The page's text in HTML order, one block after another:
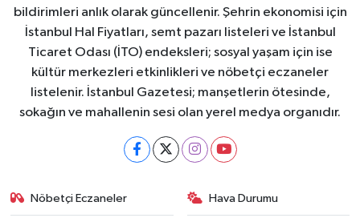
bildirimleri anlık olarak güncellenir. Şehrin ekonomisi için
İstanbul Hal Fiyatları, semt pazarı listeleri ve İstanbul
Ticaret Odası (İTO) endeksleri; sosyal yaşam için ise
kültür merkezleri etkinlikleri ve nöbetçi eczaneler
listelenir. İstanbul Gazetesi; manşetlerin ötesinde,
sokağın ve mahallenin sesi olan yerel medya organıdır.
Nöbetçi Eczaneler Hava Durumu